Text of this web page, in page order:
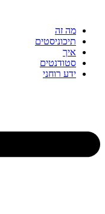
מה זה
תיכוניסטים
איך
סטודנטים
ידע רוחני